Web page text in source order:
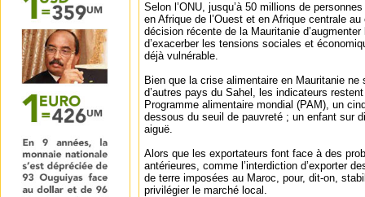
Selon l’ONU, jusqu’à 50 millions de
en Afrique de l’Ouest et en Afrique centrale au
décision récente de la Mauritanie
d’exacerber les tensions sociales et
déjà vulnérable.
Bien que la crise alimentaire en Mauritanie ne
d’autres pays du Sahel, les indicateurs
Programme alimentaire mondial (PAM), un
dessous du seuil de pauvreté ; un enfant sur
aiguë.
Alors que les exportateurs font face à des
antérieures, comme l’interdiction d’exporter
de terre imposées au Maroc, pour, dit-on,
privilégier le marché local.